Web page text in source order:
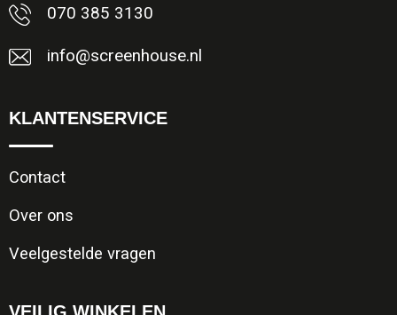
070 385 3130
info@screenhouse.nl
KLANTENSERVICE
Contact
Over ons
Veelgestelde vragen